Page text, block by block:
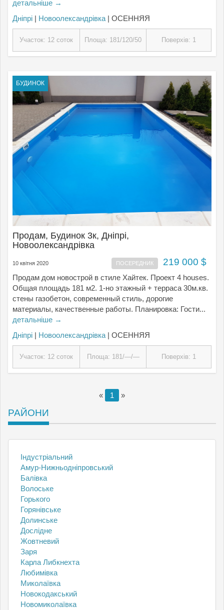
детальніше →
Дніпрі | Новоолександрівка | ОСЕННЯЯ
Участок: 12 соток Площа: 181/120/50 Поверхів: 1
БУДИНОК
Продам, Будинок 3к, Дніпрі,
Новоолександрівка
10 квітня 2020 ПОСЕРЕДНИК 219 000 $
Продам дом новострой в стиле Хайтек. Проект 4 houses.
Общая площадь 181 м2. 1-но этажный + терраса 30м.кв.
стены газобетон, современный стиль, дорогие
материалы, качественные работы. Планировка: Гости...
детальніше →
Дніпрі | Новоолександрівка | ОСЕННЯЯ
Участок: 12 соток Площа: 181/—/— Поверхів: 1
« 1 »
РАЙОНИ
Індустріальний
Амур-Нижньодніпровський
Балівка
Волоське
Горького
Горянівське
Долинське
Дослідне
Жовтневий
Заря
Карла Либкнехта
Любимівка
Миколаївка
Новокодакський
Новомиколаївка